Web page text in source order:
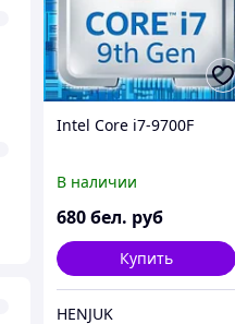
Intel Core i7-9700F
В наличии
680бел. руб
Купить
HENJUK